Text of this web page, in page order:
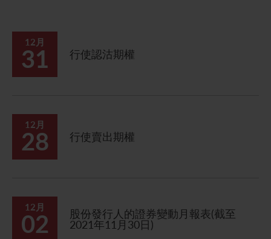
股息資料
分析師資料
常見問題
獎項與嘉許
股東通訊政策
公司通訊發布
致非登記股東函件
股東會委任表格
股份購回報告 (於二零零八年七月四日或之前)
公告 (補發已遺失的股份證明書)
聯合國可持續發展目標
社會責任網站 (英文版)
12月
31 行使認沽期權
12月
28 行使賣出期權
12月
02
股份發行人的證券變動月報表(截至
2021年11月30日)